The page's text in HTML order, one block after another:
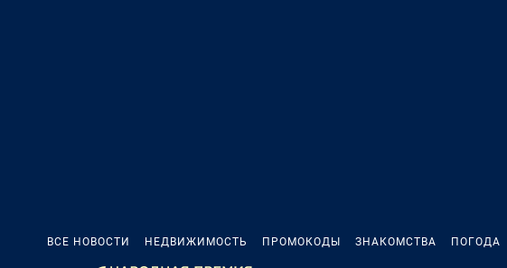
ВСЕ НОВОСТИ НЕДВИЖИМОСТЬ ПРОМОКОДЫ ЗНАКОМСТВА ПОГОДА